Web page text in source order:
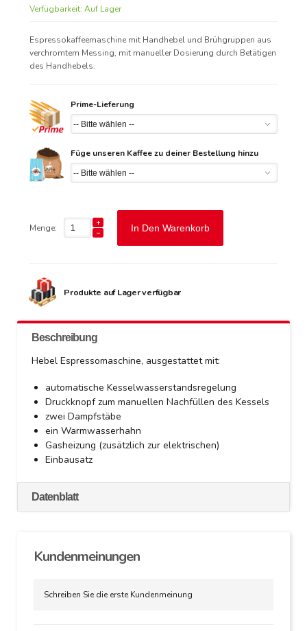
Verfügbarkeit: Auf Lager
Espressokaffeemaschine mit Handhebel und Brühgruppen aus
verchromtem Messing, mit manueller Dosierung durch Betätigen
des Handhebels.
Prime-Lieferung
Füge unseren Kaffee zu deiner Bestellung hinzu
Menge: In Den Warenkorb
Produkte auf Lager verfügbar
Beschreibung
Hebel Espressomaschine, ausgestattet mit:
automatische Kesselwasserstandsregelung
Druckknopf zum manuellen Nachfüllen des Kessels
zwei Dampfstäbe
ein Warmwasserhahn
Gasheizung (zusätzlich zur elektrischen)
Einbausatz
Datenblatt
Kundenmeinungen
Schreiben Sie die erste Kundenmeinung